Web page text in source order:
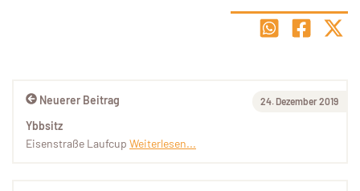
Neuerer Beitrag 24. Dezember 2019
Ybbsitz
Eisenstraße Laufcup Weiterlesen...